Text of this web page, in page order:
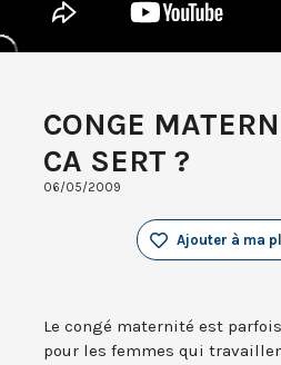
CONGE
CA SERT ?
06/05/2009
Ajouter à ma
Le congé maternité est
pour les femmes qui